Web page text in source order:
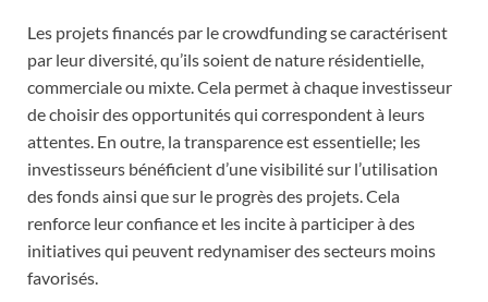
Les projets financés par le crowdfunding se caractérisent
par leur diversité, qu’ils soient de nature résidentielle,
commerciale ou mixte. Cela permet à chaque investisseur
de choisir des opportunités qui correspondent à leurs
attentes. En outre, la transparence est essentielle; les
investisseurs bénéficient d’une visibilité sur l’utilisation
des fonds ainsi que sur le progrès des projets. Cela
renforce leur confiance et les incite à participer à des
initiatives qui peuvent redynamiser des secteurs moins
favorisés.